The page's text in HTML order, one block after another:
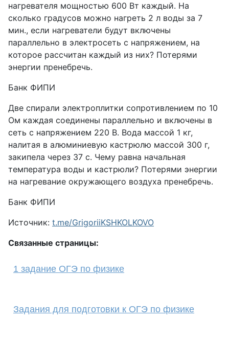
нагревателя мощностью 600 Вт каждый. На
сколько градусов можно нагреть 2 л воды за 7
мин., если нагреватели будут включены
параллельно в электросеть с напряжением, на
которое рассчитан каждый из них? Потерями
энергии пренебречь.
Банк ФИПИ
Две спирали электроплитки сопротивлением по 10
Ом каждая соединены параллельно и включены в
сеть с напряжением 220 В. Вода массой 1 кг,
налитая в алюминиевую кастрюлю массой 300 г,
закипела через 37 с. Чему равна начальная
температура воды и кастрюли? Потерями энергии
на нагревание окружающего воздуха пренебречь.
Банк ФИПИ
Источник: t.me/GrigoriiKSHKOLKOVO
Связанные страницы:
1 задание ОГЭ по физике
Задания для подготовки к ОГЭ по физике